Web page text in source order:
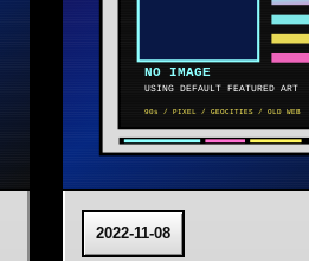
2022-11-08